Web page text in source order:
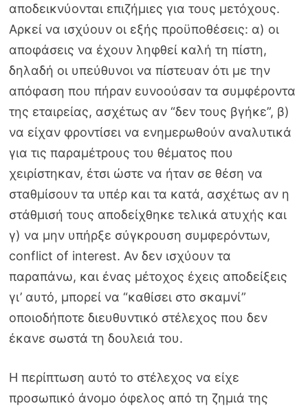
αποδεικνύονται επιζήμιες για τους μετόχους.
Αρκεί να ισχύουν οι εξής προϋποθέσεις: α) οι
αποφάσεις να έχουν ληφθεί καλή τη πίστη,
δηλαδή οι υπεύθυνοι να πίστευαν ότι με την
απόφαση που πήραν ευνοούσαν τα συμφέροντα
της εταιρείας, ασχέτως αν “δεν τους βγήκε”, β)
να είχαν φροντίσει να ενημερωθούν αναλυτικά
για τις παραμέτρους του θέματος που
χειρίστηκαν, έτσι ώστε να ήταν σε θέση να
σταθμίσουν τα υπέρ και τα κατά, ασχέτως αν η
στάθμισή τους αποδείχθηκε τελικά ατυχής και
γ) να μην υπήρξε σύγκρουση συμφερόντων,
conflict of interest. Αν δεν ισχύουν τα
παραπάνω, και ένας μέτοχος έχεις αποδείξεις
γι’ αυτό, μπορεί να “καθίσει στο σκαμνί”
οποιοδήποτε διευθυντικό στέλεχος που δεν
έκανε σωστά τη δουλειά του.
Η περίπτωση αυτό το στέλεχος να είχε
προσωπικό άνομο όφελος από τη ζημιά της